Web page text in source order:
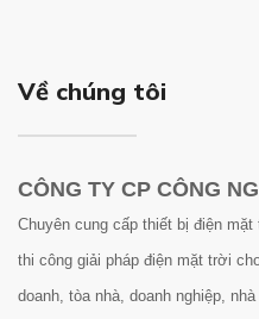
Về chúng tôi
CÔNG TY CP CÔNG
Chuyên cung cấp thiết bị điện
thi công giải pháp điện mặt trời
doanh, tòa nhà, doanh nghiệp,